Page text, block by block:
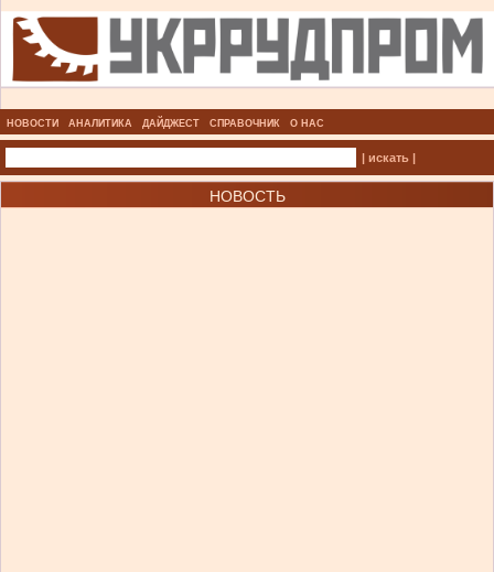
НОВОСТИ АНАЛИТИКА ДАЙДЖЕСТ СПРАВОЧНИК О НАС
| искать |
НОВОСТЬ